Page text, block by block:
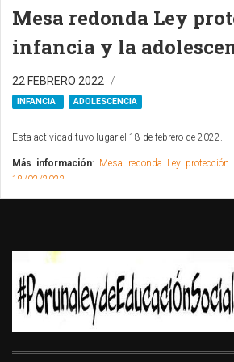
Mesa redonda Ley
infancia y la
22 FEBRERO 2022
INFANCIA ADOLESCENCIA
Esta actividad tuvo lugar el 18 de febrero de 2022.
Más información: Mesa redonda Ley
18/02/2022